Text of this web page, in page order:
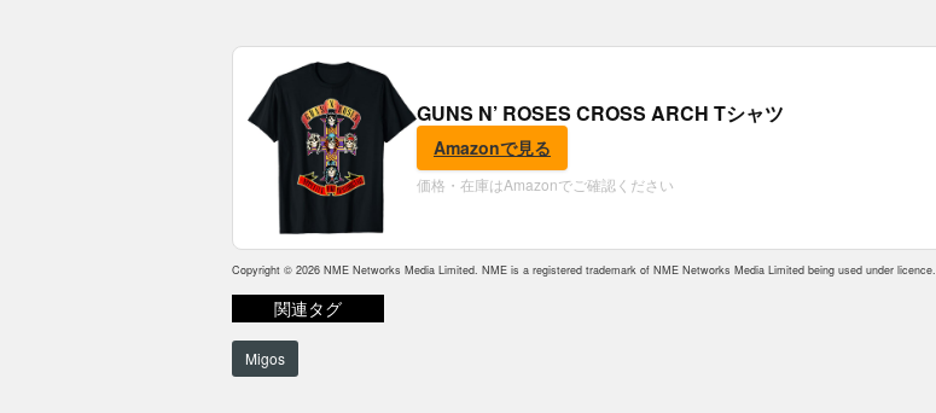
GUNS N’ ROSES CROSS ARCH Tシャツ
Amazonで見る
価格・在庫はAmazonでご確認ください
Copyright © 2026 NME Networks Media Limited. NME is a registered trademark of NME Networks Media Limited being used under licence.
関連タグ
Migos